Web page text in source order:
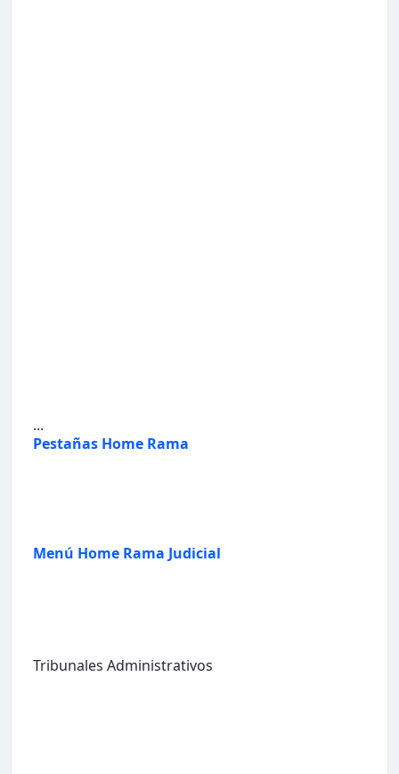
...
Pestañas Home Rama
Menú Home Rama Judicial
Tribunales Administrativos